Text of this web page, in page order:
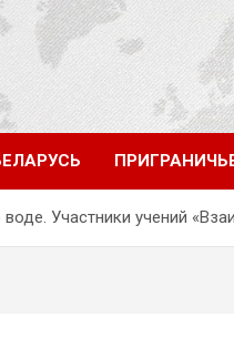
Участники учений